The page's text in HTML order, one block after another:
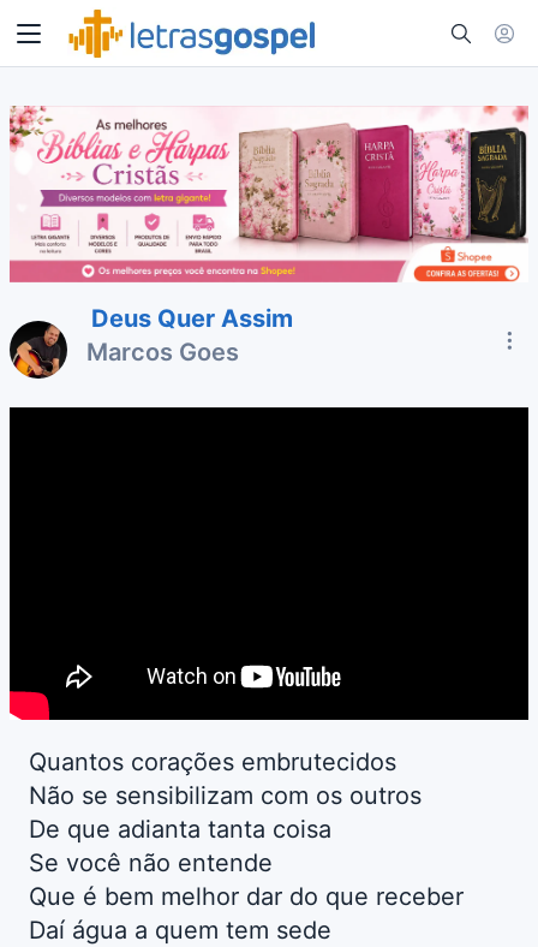
Deus Quer Assim
Marcos Goes
Quantos corações embrutecidos
Não se sensibilizam com os outros
De que adianta tanta coisa
Se você não entende
Que é bem melhor dar do que receber
Daí água a quem tem sede